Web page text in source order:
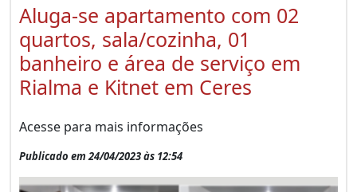
Aluga-se apartamento com 02
quartos, sala/cozinha, 01
banheiro e área de serviço em
Rialma e Kitnet em Ceres
Acesse para mais informações
Publicado em 24/04/2023 às 12:54